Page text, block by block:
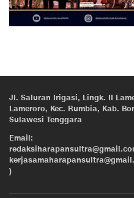
Jl. Saluran Irigasi, Lingk. II
Lameroro, Kec. Rumbia, Kab.
Sulawesi Tenggara
Email:
)